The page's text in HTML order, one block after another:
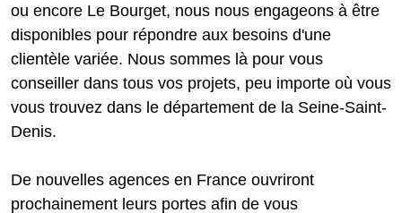
ou encore Le Bourget, nous nous engageons à être
disponibles pour répondre aux besoins d'une
clientèle variée. Nous sommes là pour vous
conseiller dans tous vos projets, peu importe où vous
vous trouvez dans le département de la Seine-Saint-
Denis.
De nouvelles agences en France ouvriront
prochainement leurs portes afin de vous